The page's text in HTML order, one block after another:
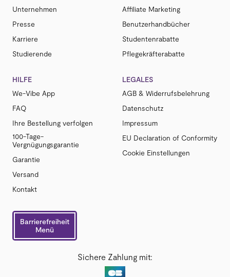
Unternehmen
Presse
Karriere
Studierende
Affiliate Marketing
Benutzerhandbücher
Studentenrabatte
Pflegekräfterabatte
HILFE
We-Vibe App
FAQ
Ihre Bestellung verfolgen
100-Tage-
Vergnügungsgarantie
Garantie
Versand
Kontakt
LEGALES
AGB & Widerrufsbelehrung
Datenschutz
Impressum
EU Declaration of Conformity
Cookie Einstellungen
Barrierefreiheit
Menü
Sichere Zahlung mit: